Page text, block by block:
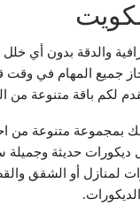
والدقة بدون أي
جميع المهام في
لكم باقة متنوعة من
بمجموعة متنوعة من
ديكورات حديثة
لمنازل أو الشقق